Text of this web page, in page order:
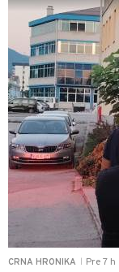
CRNA HRONIKA Pre 7 h